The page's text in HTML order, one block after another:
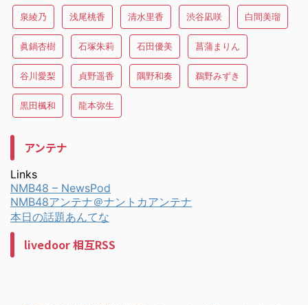
泉綾乃 浅尾桃香 清水里香 渋谷凪咲 白間美瑠
眞鍋杏樹 石塚朱莉 石田優美 菖蒲まりん
谷川愛梨 貞野遥香 隅野和奏 鵜野みずき
黒田楓和 龍本弥生
アンテナ
Links
NMB48 – NewsPod
NMB48アンテナ＠ナントカアンテナ
本日の話題あんてな
livedoor 相互RSS